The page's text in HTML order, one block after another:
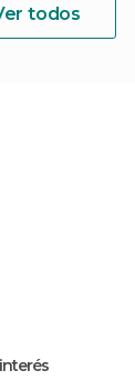
todos